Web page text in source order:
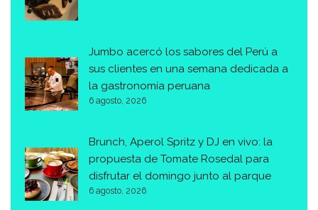
Jumbo acercó los sabores del Perú a
sus clientes en una semana dedicada a
la gastronomía peruana
6 agosto, 2026
Brunch, Aperol Spritz y DJ en vivo: la
propuesta de Tomate Rosedal para
disfrutar el domingo junto al parque
6 agosto, 2026